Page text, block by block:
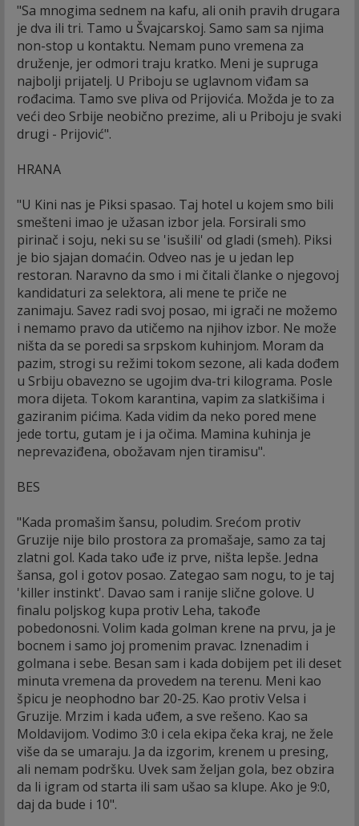
"Sa mnogima sednem na kafu, ali onih pravih drugara
je dva ili tri. Tamo u Švajcarskoj. Samo sam sa njima
non-stop u kontaktu. Nemam puno vremena za
druženje, jer odmori traju kratko. Meni je supruga
najbolji prijatelj. U Priboju se uglavnom viđam sa
rođacima. Tamo sve pliva od Prijovića. Možda je to za
veći deo Srbije neobično prezime, ali u Priboju je svaki
drugi - Prijović".
HRANA
"U Kini nas je Piksi spasao. Taj hotel u kojem smo bili
smešteni imao je užasan izbor jela. Forsirali smo
pirinač i soju, neki su se 'isušili' od gladi (smeh). Piksi
je bio sjajan domaćin. Odveo nas je u jedan lep
restoran. Naravno da smo i mi čitali članke o njegovoj
kandidaturi za selektora, ali mene te priče ne
zanimaju. Savez radi svoj posao, mi igrači ne možemo
i nemamo pravo da utičemo na njihov izbor. Ne može
ništa da se poredi sa srpskom kuhinjom. Moram da
pazim, strogi su režimi tokom sezone, ali kada dođem
u Srbiju obavezno se ugojim dva-tri kilograma. Posle
mora dijeta. Tokom karantina, vapim za slatkišima i
gaziranim pićima. Kada vidim da neko pored mene
jede tortu, gutam je i ja očima. Mamina kuhinja je
neprevaziđena, obožavam njen tiramisu".
BES
"Kada promašim šansu, poludim. Srećom protiv
Gruzije nije bilo prostora za promašaje, samo za taj
zlatni gol. Kada tako uđe iz prve, ništa lepše. Jedna
šansa, gol i gotov posao. Zategao sam nogu, to je taj
'killer instinkt'. Davao sam i ranije slične golove. U
finalu poljskog kupa protiv Leha, takođe
pobedonosni. Volim kada golman krene na prvu, ja je
bocnem i samo joj promenim pravac. Iznenadim i
golmana i sebe. Besan sam i kada dobijem pet ili deset
minuta vremena da provedem na terenu. Meni kao
špicu je neophodno bar 20-25. Kao protiv Velsa i
Gruzije. Mrzim i kada uđem, a sve rešeno. Kao sa
Moldavijom. Vodimo 3:0 i cela ekipa čeka kraj, ne žele
više da se umaraju. Ja da izgorim, krenem u presing,
ali nemam podršku. Uvek sam željan gola, bez obzira
da li igram od starta ili sam ušao sa klupe. Ako je 9:0,
daj da bude i 10".